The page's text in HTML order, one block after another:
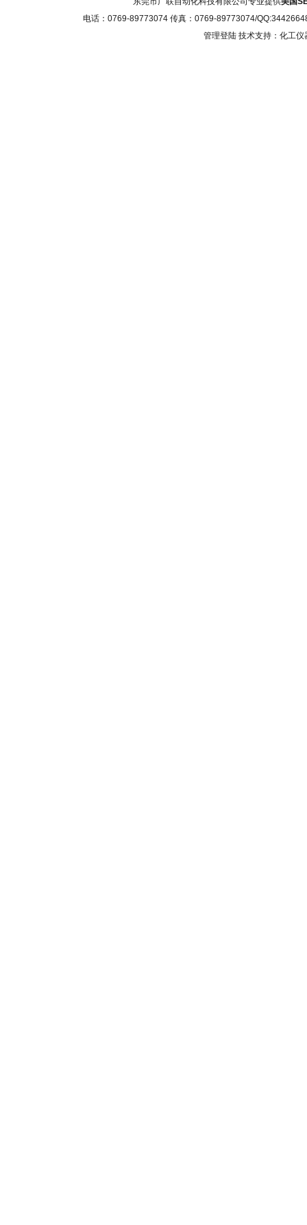
电话：0769-89773074 传真：0769-89773074/
管理登陆 技术支持：化工